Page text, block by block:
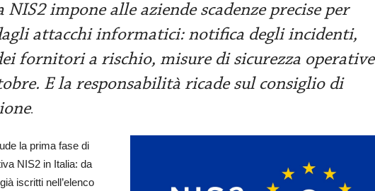
impone alle aziende scadenze precise per
attacchi informatici: notifica degli incidenti,
fornitori a rischio, misure di sicurezza operative
E la responsabilità ricade sul consiglio di
.
la prima fase di
NIS2 in Italia: da
iscritti nell’elenco